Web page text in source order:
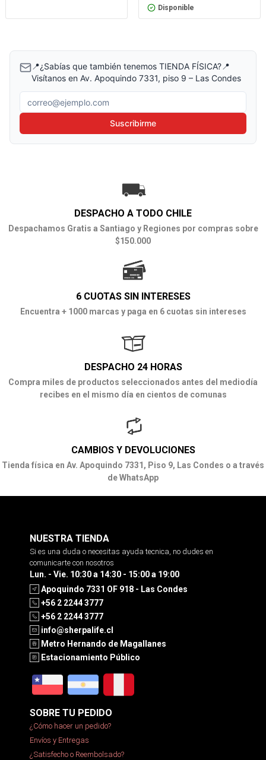
Disponible
📍¿Sabías que también tenemos TIENDA FÍSICA?📍
Visítanos en Av. Apoquindo 7331, piso 9 – Las Condes
Correo electrónico
Suscribirme
DESPACHO A TODO CHILE
Despachamos Gratis a Santiago y Regiones por compras sobre
$150.000
6 CUOTAS SIN INTERESES
Encuentra + 1000 marcas y paga en 6 cuotas sin intereses
DESPACHO 24 HORAS
Compra miles de productos seleccionados antes del mediodía
recibes en el mismo día en cientos de comunas
CAMBIOS Y DEVOLUCIONES
Tienda física en Av. Apoquindo 7331, Piso 9, Las Condes o a través
de WhatsApp
NUESTRA TIENDA
Si es una duda o necesitas ayuda tecnica, no dudes en
comunicarte con nosotros
Lun. - Vie. 10:30 a 14:30 - 15:00 a 19:00
Apoquindo 7331 OF 918 - Las Condes
+56 2 2244 3777
+56 2 2244 3777
info@sherpalife.cl
Metro Hernando de Magallanes
Estacionamiento Público
SOBRE TU PEDIDO
¿Cómo hacer un pedido?
Envíos y Entregas
¿Satisfecho o Reembolsado?